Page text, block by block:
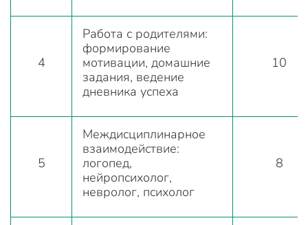
4
Работа с родителями:
формирование
мотивации, домашние
задания, ведение
дневника успеха
10
5
Междисциплинарное
взаимодействие:
логопед,
нейропсихолог,
невролог, психолог
8